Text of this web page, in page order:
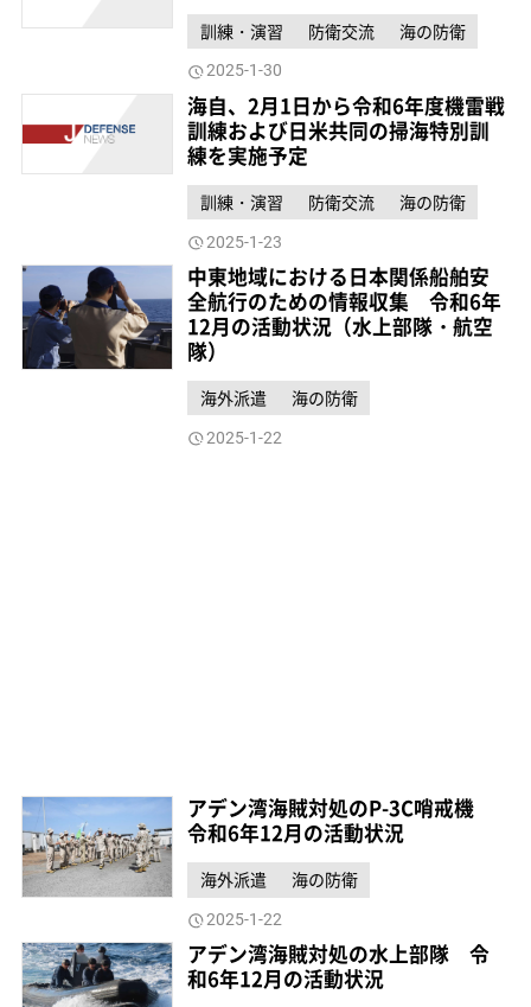
訓練・演習 防衛交流 海の防衛
2025-1-30
海自、2月1日から令和6年度機雷戦
訓練および日米共同の掃海特別訓
練を実施予定
訓練・演習 防衛交流 海の防衛
2025-1-23
中東地域における日本関係船舶安
全航行のための情報収集 令和6年
12月の活動状況（水上部隊・航空
隊）
海外派遣 海の防衛
2025-1-22
アデン湾海賊対処のP-3C哨戒機
令和6年12月の活動状況
海外派遣 海の防衛
2025-1-22
アデン湾海賊対処の水上部隊 令
和6年12月の活動状況